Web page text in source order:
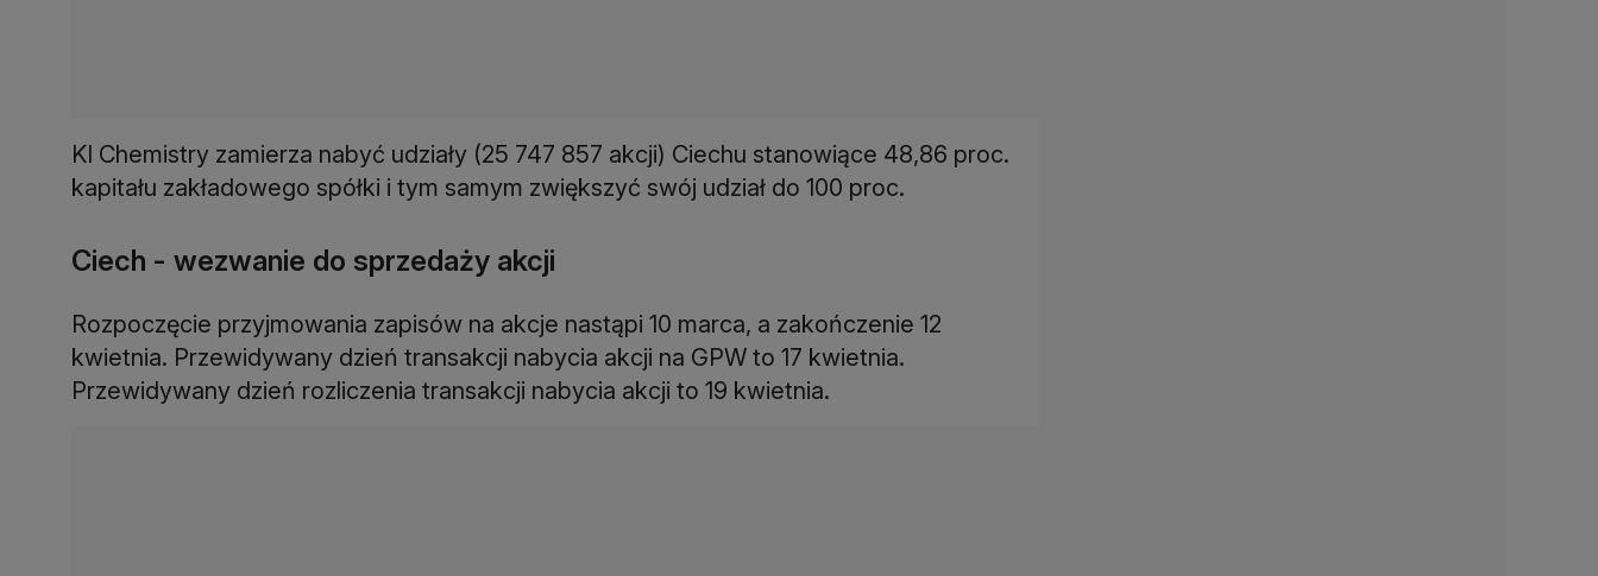
KI Chemistry zamierza nabyć udziały (25 747 857 akcji) Ciechu stanowiące 48,86 proc.
kapitału zakładowego spółki i tym samym zwiększyć swój udział do 100 proc.
Ciech - wezwanie do sprzedaży akcji
Rozpoczęcie przyjmowania zapisów na akcje nastąpi 10 marca, a zakończenie 12
kwietnia. Przewidywany dzień transakcji nabycia akcji na GPW to 17 kwietnia.